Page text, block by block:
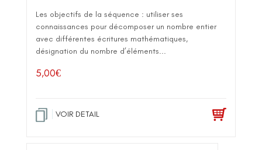
Les objectifs de la séquence : utiliser ses
connaissances pour décomposer un nombre entier
avec différentes écritures mathématiques,
désignation du nombre d’éléments...
5,00€
VOIR DETAIL